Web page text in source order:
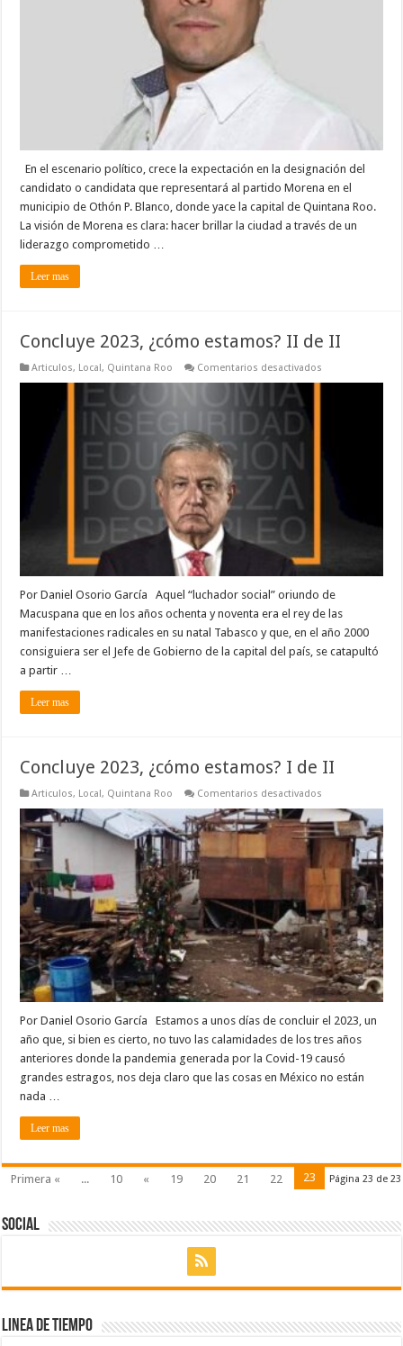
Alejandro
En el escenario político, crece la expectación en la designación del
candidato o candidata que representará al partido Morena en el
municipio de Othón P. Blanco, donde yace la capital de Quintana Roo.
La visión de Morena es clara: hacer brillar la ciudad a través de un
liderazgo comprometido …
Leer mas
Concluye 2023, ¿cómo estamos? II de II
Articulos, Local, Quintana Roo Comentarios desactivados
Por Daniel Osorio García Aquel “luchador social” oriundo de
Macuspana que en los años ochenta y noventa era el rey de las
manifestaciones radicales en su natal Tabasco y que, en el año 2000
consiguiera ser el Jefe de Gobierno de la capital del país, se catapultó
a partir …
Leer mas
Concluye 2023, ¿cómo estamos? I de II
Articulos, Local, Quintana Roo Comentarios desactivados
2023,
¿cómo
estamos?
de
II
Por Daniel Osorio García Estamos a unos días de concluir el 2023, un
año que, si bien es cierto, no tuvo las calamidades de los tres años
anteriores donde la pandemia generada por la Covid-19 causó
grandes estragos, nos deja claro que las cosas en México no están
nada …
Leer mas
Página 23 de 23
Primera « ... 10 « 19 20 21 22 23
Social
Linea de Tiempo